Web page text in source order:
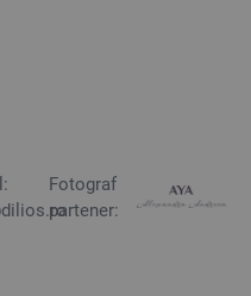
Fotograf
partener: